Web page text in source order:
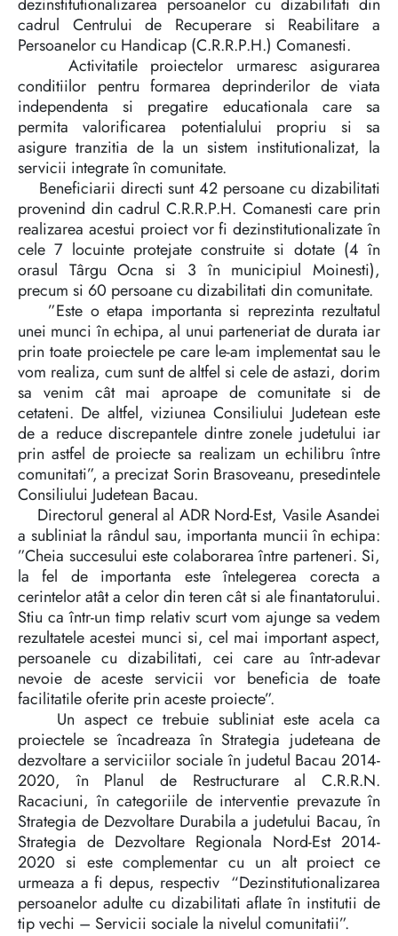
cadrul Centrului de Recuperare si Reabilitare a
Persoanelor cu Handicap (C.R.R.P.H.) Comanesti.
Activitatile proiectelor urmaresc asigurarea
conditiilor pentru formarea deprinderilor de viata
independenta si pregatire educationala care sa
permita valorificarea potentialului propriu si sa
asigure tranzitia de la un sistem institutionalizat, la
servicii integrate în comunitate.
Beneficiarii directi sunt 42 persoane cu dizabilitati
provenind din cadrul C.R.R.P.H. Comanesti care prin
realizarea acestui proiect vor fi dezinstitutionalizate în
cele 7 locuinte protejate construite si dotate (4 în
orasul Târgu Ocna si 3 în municipiul Moinesti),
precum si 60 persoane cu dizabilitati din comunitate.
”Este o etapa importanta si reprezinta rezultatul
unei munci în echipa, al unui parteneriat de durata iar
prin toate proiectele pe care le-am implementat sau le
vom realiza, cum sunt de altfel si cele de astazi, dorim
sa venim cât mai aproape de comunitate si de
cetateni. De altfel, viziunea Consiliului Judetean este
de a reduce discrepantele dintre zonele judetului iar
prin astfel de proiecte sa realizam un echilibru între
comunitati”, a precizat Sorin Brasoveanu, presedintele
Consiliului Judetean Bacau.
Directorul general al ADR Nord-Est, Vasile Asandei
a subliniat la rândul sau, importanta muncii în echipa:
”Cheia succesului este colaborarea între parteneri. Si,
la fel de importanta este întelegerea corecta a
cerintelor atât a celor din teren cât si ale finantatorului.
Stiu ca într-un timp relativ scurt vom ajunge sa vedem
rezultatele acestei munci si, cel mai important aspect,
persoanele cu dizabilitati, cei care au într-adevar
nevoie de aceste servicii vor beneficia de toate
facilitatile oferite prin aceste proiecte”.
Un aspect ce trebuie subliniat este acela ca
proiectele se încadreaza în Strategia judeteana de
dezvoltare a serviciilor sociale în judetul Bacau 2014-
2020, în Planul de Restructurare al C.R.R.N.
Racaciuni, în categoriile de interventie prevazute în
Strategia de Dezvoltare Durabila a judetului Bacau, în
Strategia de Dezvoltare Regionala Nord-Est 2014-
2020 si este complementar cu un alt proiect ce
urmeaza a fi depus, respectiv “Dezinstitutionalizarea
persoanelor adulte cu dizabilitati aflate în institutii de
tip vechi – Servicii sociale la nivelul comunitatii”.